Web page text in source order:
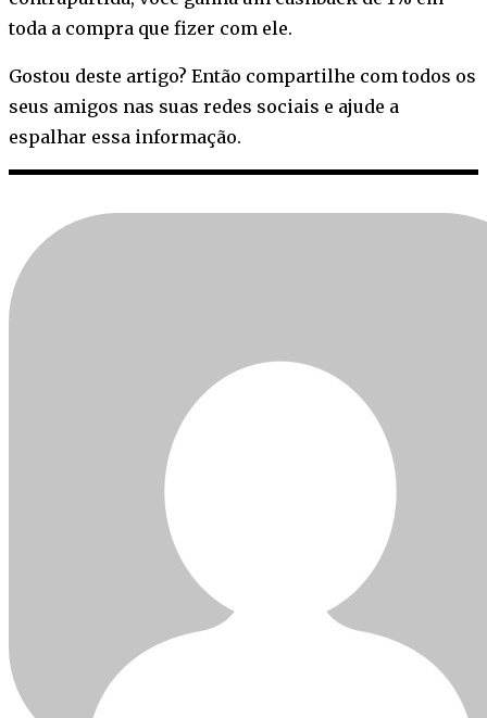
toda a compra que fizer com ele.
Gostou deste artigo? Então compartilhe com todos os
seus amigos nas suas redes sociais e ajude a
espalhar essa informação.